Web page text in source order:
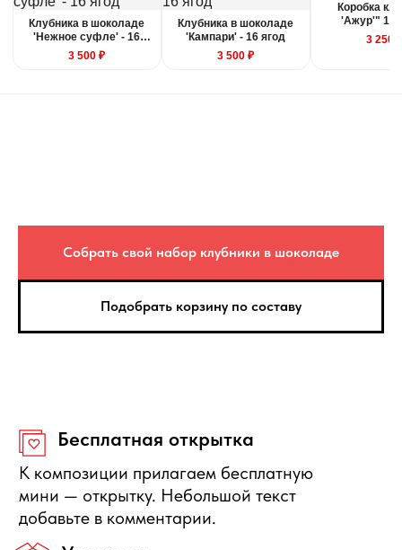
Клубника в шоколаде
'Нежное суфле' - 16
ягод
3 500 ₽
Клубника в шоколаде
'Кампари' - 16 ягод
3 500 ₽
Коробка
'Ажур'" 16-
3 250
Собрать свой набор клубники в шоколаде
Подобрать корзину по составу
ИП Воропаев Андрей Николаевич
ИНН 771680528633
ОГРНИП 317774600272762